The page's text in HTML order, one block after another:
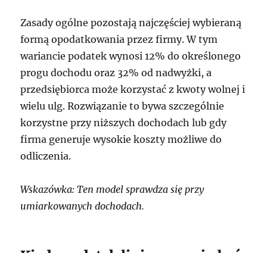
Zasady ogólne pozostają najczęściej wybieraną
formą opodatkowania przez firmy. W tym
wariancie podatek wynosi 12% do określonego
progu dochodu oraz 32% od nadwyżki, a
przedsiębiorca może korzystać z kwoty wolnej i
wielu ulg. Rozwiązanie to bywa szczególnie
korzystne przy niższych dochodach lub gdy
firma generuje wysokie koszty możliwe do
odliczenia.
Wskazówka: Ten model sprawdza się przy
umiarkowanych dochodach.